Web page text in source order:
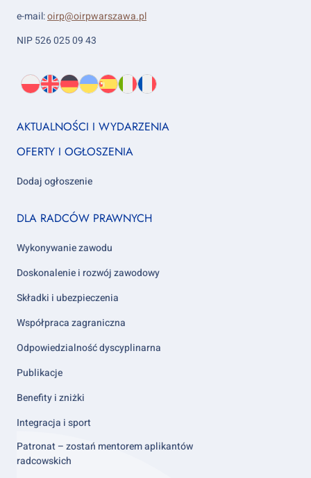
e-mail:oirp@oirpwarszawa.pl
NIP 526 025 09 43
Wybierz
język:
PL
O
EN
About
DE
About
UK
About
ES
About
IT
About
FR
About
Footer
1
AKTUALNOŚCI I WYDARZENIA
OFERTY I OGŁOSZENIA
Dodaj ogłoszenie
Footer
2
DLA RADCÓW PRAWNYCH
Wykonywanie zawodu
Doskonalenie i rozwój zawodowy
Składki i ubezpieczenia
Współpraca zagraniczna
Odpowiedzialność dyscyplinarna
Publikacje
Benefity i zniżki
Integracja i sport
Patronat – zostań mentorem aplikantów
radcowskich